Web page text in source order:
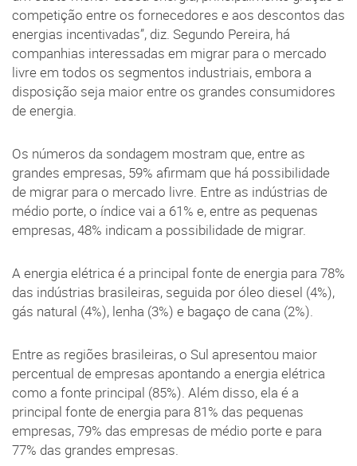
competição entre os fornecedores e aos descontos das
energias incentivadas”, diz. Segundo Pereira, há
companhias interessadas em migrar para o mercado
livre em todos os segmentos industriais, embora a
disposição seja maior entre os grandes consumidores
de energia.
Os números da sondagem mostram que, entre as
grandes empresas, 59% afirmam que há possibilidade
de migrar para o mercado livre. Entre as indústrias de
médio porte, o índice vai a 61% e, entre as pequenas
empresas, 48% indicam a possibilidade de migrar.
A energia elétrica é a principal fonte de energia para 78%
das indústrias brasileiras, seguida por óleo diesel (4%),
gás natural (4%), lenha (3%) e bagaço de cana (2%).
Entre as regiões brasileiras, o Sul apresentou maior
percentual de empresas apontando a energia elétrica
como a fonte principal (85%). Além disso, ela é a
principal fonte de energia para 81% das pequenas
empresas, 79% das empresas de médio porte e para
77% das grandes empresas.